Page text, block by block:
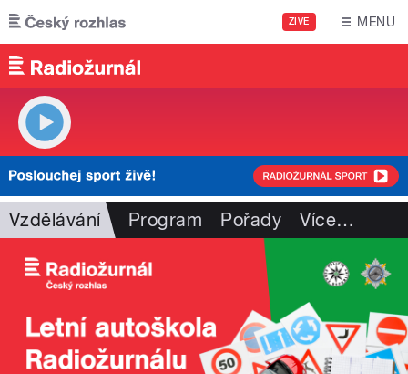
Přejít k hlavnímu obsahu
ŽIVĚ MENU
Vzdělávání Program Pořady Více…